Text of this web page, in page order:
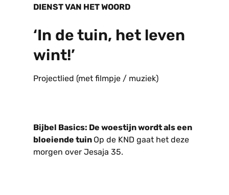
DIENST VAN HET WOORD
‘In de tuin, het leven
wint!’
Projectlied (met filmpje / muziek)
Bijbel Basics: De woestijn wordt als een
bloeiende tuin Op de KND gaat het deze
morgen over Jesaja 35.